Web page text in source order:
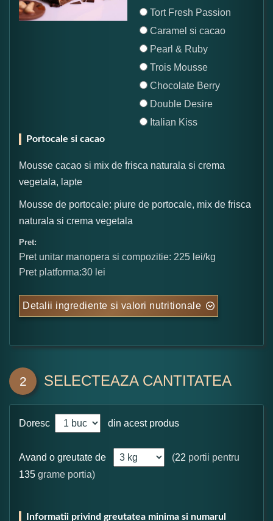
Tort Fresh Passion
Caramel si cacao
Pearl & Ruby
Trois Mousse
Chocolate Berry
Double Desire
Italian Kiss
Portocale si cacao
Mousse cacao si mix de frisca naturala si crema
vegetala, lapte
Mousse de portocale: piure de portocale, mix de frisca
naturala si crema vegetala
Pret:
Pret unitar manopera si compozitie: 225 lei/kg
Pret platforma:30 lei
Detalii ingrediente si valori nutritionale
2 SELECTEAZA CANTITATEA
Doresc din acest produs
Avand o greutate de (22 portii pentru
135 grame portia)
Informatii privind greutatea minima si numarul